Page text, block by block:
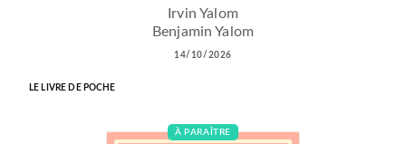
Irvin Yalom
Benjamin Yalom
14/10/2026
LE LIVRE DE POCHE
À PARAÎTRE